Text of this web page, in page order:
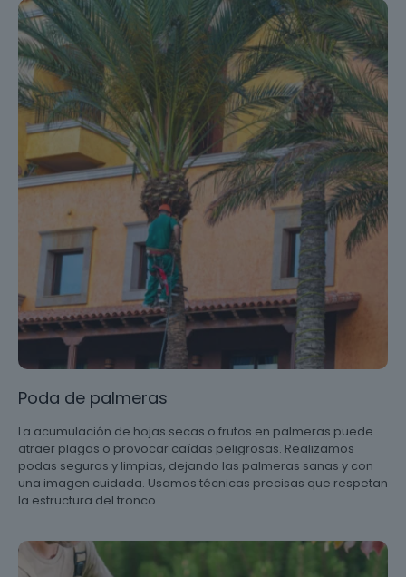
Poda de palmeras
La acumulación de hojas secas o frutos en palmeras puede
atraer plagas o provocar caídas peligrosas. Realizamos
podas seguras y limpias, dejando las palmeras sanas y con
una imagen cuidada. Usamos técnicas precisas que respetan
la estructura del tronco.